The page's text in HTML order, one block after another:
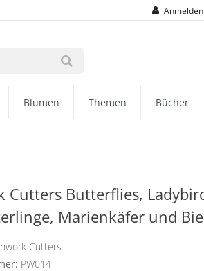
Anmelden
Blumen Themen Bücher
Cutters Butterflies,
Marienkäfer und
Cutters
PW014